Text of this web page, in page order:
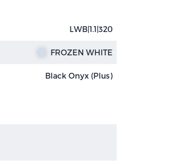
LWB|1.1|320
FROZEN WHITE
Black Onyx (Plus)